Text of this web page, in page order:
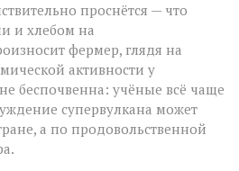
вулкан
урожаю
проснётся — что
и хлебом на
фермер, глядя на
активности у
беспочвенна: учёные всё чаще
супервулкана может
а по продовольственной